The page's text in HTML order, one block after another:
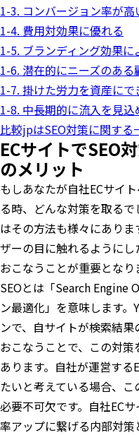
1-3. コンバージョン率が高
1-4. 費用対効果に優れる
1-5. ブランディング効果
1-6. 潜在的にニーズのある
1-7. 掛けた労力を資産にで
1-8. 中長期的に流入を見込
比較jpはSEO対策に関す
ECサイトでSEO
のメリット
もしあなたが自社ECサイ
る時、どんな対策を取る
はその方法も様々にあり
ザーの目に触れるように
おこなうことが重要となり
SEOとは「Search
ン最適化」を意味します
ンで、自サイトが検索結
おこなうことで、この対
あります。自社が運営する
たいと考えている場合、
必要不可欠です。自社EC
率アップに繋げる内部対